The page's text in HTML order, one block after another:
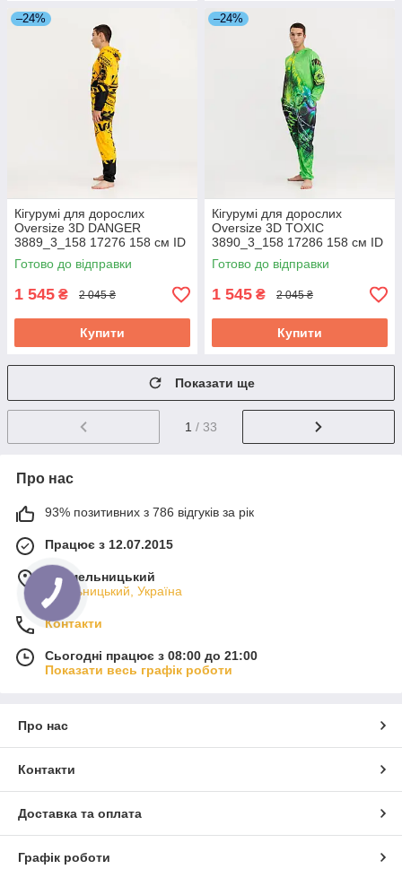
–24%
Кігурумі для дорослих
Oversize 3D DANGER
3889_3_158 17276 158 см ID
4925852
Готово до відправки
1 545 ₴ 2 045 ₴
Купити
–24%
Кігурумі для дорослих
Oversize 3D TOXIC
3890_3_158 17286 158 см ID
4925857
Готово до відправки
1 545 ₴ 2 045 ₴
Купити
Показати ще
1 / 33
Про нас
93% позитивних з 786 відгуків за рік
Працює з 12.07.2015
м. Хмельницький
Хмельницький, Україна
Контакти
Сьогодні працює з 08:00 до 21:00
Показати весь графік роботи
Про нас
Контакти
Доставка та оплата
Графік роботи